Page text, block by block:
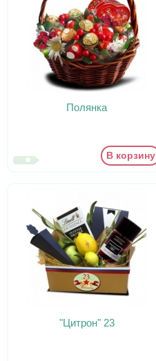
Полянка
В корзину
"Цитрон" 23